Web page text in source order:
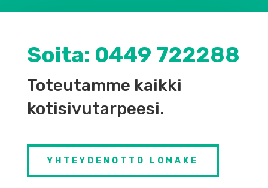
Soita: 0449 722288
Toteutamme kaikki
kotisivutarpeesi.
YHTEYDENOTTO LOMAKE